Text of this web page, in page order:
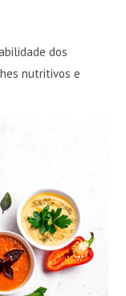
dos
nutritivos e